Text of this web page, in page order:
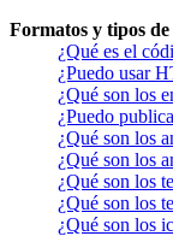
Formatos y tipos de
¿Qué es el
¿Puedo usar
¿Qué son los
¿Puedo
¿Qué son los
¿Qué son los
¿Qué son los
¿Qué son los
¿Qué son los